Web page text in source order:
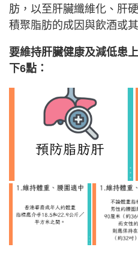
肪，以至肝臟纖維化、肝
積聚脂肪的成因與飲酒或
要維持肝臟健康及減低患
下6點：